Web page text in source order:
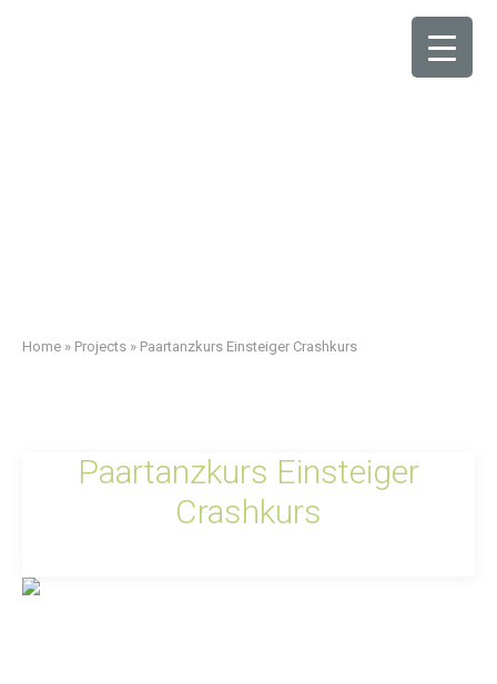
Home » Projects » Paartanzkurs Einsteiger Crashkurs
Paartanzkurs Einsteiger
Crashkurs